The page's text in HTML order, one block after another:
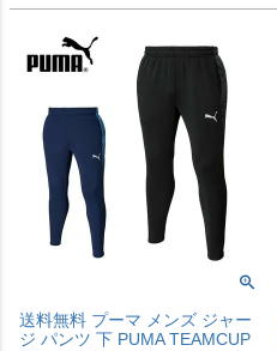
送料無料 プーマ メンズ ジャー
ジ パンツ 下 PUMA TEAMCUP